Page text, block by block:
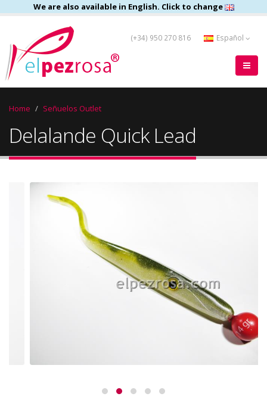
We are also available in English. Click to change
(+34) 950 270 816 Español
Home Señuelos Outlet
Delalande Quick Lead